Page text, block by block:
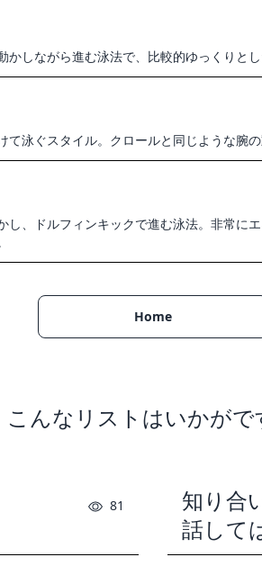
かしながら進む泳法で、比較的ゆっくりと
て泳ぐスタイル。クロールと同じような腕
し、ドルフィンキックで進む泳法。非常に
Home
こんなリストはいかがで
81
知り合
話して